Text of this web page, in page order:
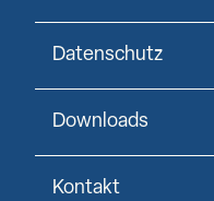
Datenschutz
Downloads
Kontakt